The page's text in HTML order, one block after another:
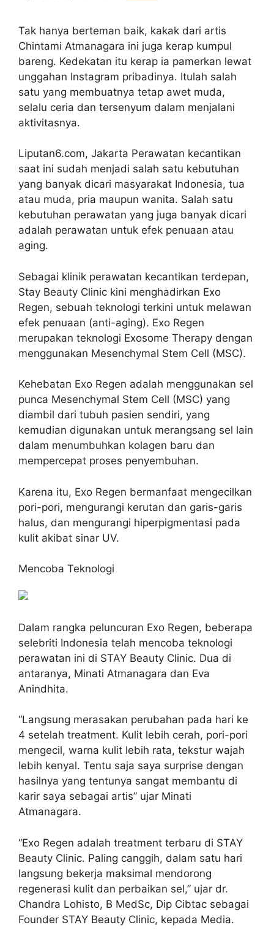
Tak hanya berteman baik, kakak dari artis
Chintami Atmanagara ini juga kerap kumpul
bareng. Kedekatan itu kerap ia pamerkan lewat
unggahan Instagram pribadinya. Itulah salah
satu yang membuatnya tetap awet muda,
selalu ceria dan tersenyum dalam menjalani
aktivitasnya.
Liputan6.com, Jakarta Perawatan kecantikan
saat ini sudah menjadi salah satu kebutuhan
yang banyak dicari masyarakat Indonesia, tua
atau muda, pria maupun wanita. Salah satu
kebutuhan perawatan yang juga banyak dicari
adalah perawatan untuk efek penuaan atau
aging.
Sebagai klinik perawatan kecantikan terdepan,
Stay Beauty Clinic kini menghadirkan Exo
Regen, sebuah teknologi terkini untuk melawan
efek penuaan (anti-aging). Exo Regen
merupakan teknologi Exosome Therapy dengan
menggunakan Mesenchymal Stem Cell (MSC).
Kehebatan Exo Regen adalah menggunakan sel
punca Mesenchymal Stem Cell (MSC) yang
diambil dari tubuh pasien sendiri, yang
kemudian digunakan untuk merangsang sel lain
dalam menumbuhkan kolagen baru dan
mempercepat proses penyembuhan.
Karena itu, Exo Regen bermanfaat mengecilkan
pori-pori, mengurangi kerutan dan garis-garis
halus, dan mengurangi hiperpigmentasi pada
kulit akibat sinar UV.
Mencoba Teknologi
Dalam rangka peluncuran Exo Regen, beberapa
selebriti Indonesia telah mencoba teknologi
perawatan ini di STAY Beauty Clinic. Dua di
antaranya, Minati Atmanagara dan Eva
Anindhita.
“Langsung merasakan perubahan pada hari ke
4 setelah treatment. Kulit lebih cerah, pori-pori
mengecil, warna kulit lebih rata, tekstur wajah
lebih kenyal. Tentu saja saya surprise dengan
hasilnya yang tentunya sangat membantu di
karir saya sebagai artis” ujar Minati
Atmanagara.
“Exo Regen adalah treatment terbaru di STAY
Beauty Clinic. Paling canggih, dalam satu hari
langsung bekerja maksimal mendorong
regenerasi kulit dan perbaikan sel,” ujar dr.
Chandra Lohisto, B MedSc, Dip Cibtac sebagai
Founder STAY Beauty Clinic, kepada Media.